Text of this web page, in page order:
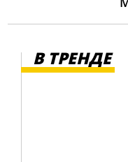
В ТРЕНДЕ